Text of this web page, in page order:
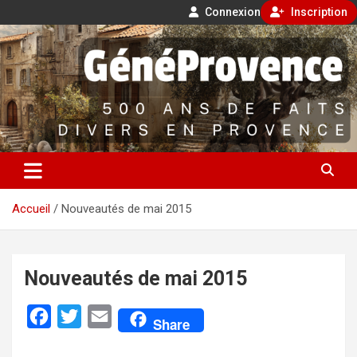
Connexion Inscription
Aller
au
contenu
GénéProvence
500 ans de faits divers en Provence
Accueil Nouveautés de mai 2015
Nouveautés de mai 2015
E
Share